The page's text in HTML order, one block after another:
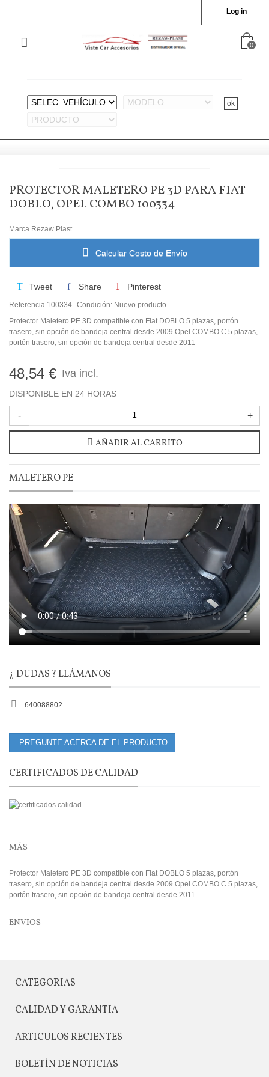
Log in
0
PROTECTOR MALETERO PE 3D PARA FIAT
DOBLO, OPEL COMBO 100334
Marca Rezaw Plast
Calcular Costo de Envío
Tweet Share Pinterest
Referencia 100334 Condición: Nuevo producto
Protector Maletero PE 3D compatible con Fiat DOBLO 5 plazas, portón
trasero, sin opción de bandeja central desde 2009 Opel COMBO C 5 plazas,
portón trasero, sin opción de bandeja central desde 2011
48,54 € Iva incl.
DISPONIBLE EN 24 HORAS
- +
AÑADIR AL CARRITO
MALETERO PE
¿ DUDAS ? LLÁMANOS
640088802
PREGUNTE ACERCA DE EL PRODUCTO
CERTIFICADOS DE CALIDAD
MÁS
Protector Maletero PE 3D compatible con Fiat DOBLO 5 plazas, portón
trasero, sin opción de bandeja central desde 2009 Opel COMBO C 5 plazas,
portón trasero, sin opción de bandeja central desde 2011
ENVIOS
CATEGORIAS
CALIDAD Y GARANTIA
ARTICULOS RECIENTES
BOLETÍN DE NOTICIAS